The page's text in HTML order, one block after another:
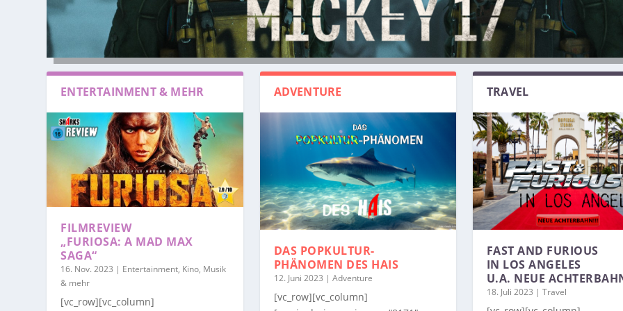
ENTERTAINMENT & MEHR
FILMREVIEW
„FURIOSA: A MAD MAX
SAGA“
16. Nov. 2023 | Entertainment, Kino, Musik
& mehr
[vc_row][vc_column]
ADVENTURE
DAS POPKULTUR-
PHÄNOMEN DES HAIS
12. Juni 2023 | Adventure
[vc_row][vc_column]
TRAVEL
FAST AND FURIOUS
IN LOS ANGELES
U.A. NEUE
18. Juli 2023 | Travel